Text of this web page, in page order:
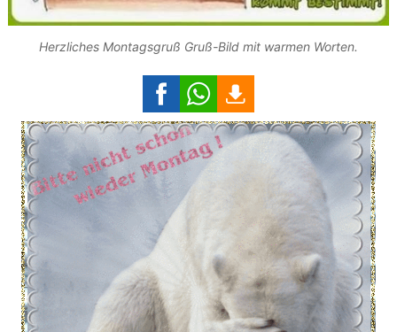
Herzliches Montagsgruß Gruß-Bild mit warmen Worten.